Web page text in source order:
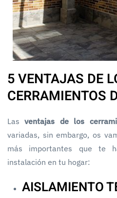
5 VENTAJAS DE
CERRAMIENTOS
Lasventajas de los
variadas, sin embargo, os
más importantes que te
instalación en tu hogar:
AISLAMIENTO